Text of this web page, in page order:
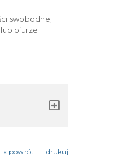
swobodnej
biurze.
drukuj
« powrót